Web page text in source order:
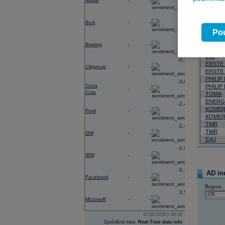
BoA - -
Boeing - -
Citigroup - -
-2,78
Coca
Cola
- -
0,02
Ford - -
-2,41
GM - -
-2,49
IBM - -
-1,06
Facebook - -
0,19
Microsoft - -
2,54
07.08.2026 1:38:50
Zpožděná data, Real-Time data info
Název
VIG
ERSTE
ERSTE
PHILIP
PHILIP
TOMA
TMR
TMR
E4U
AD
Region